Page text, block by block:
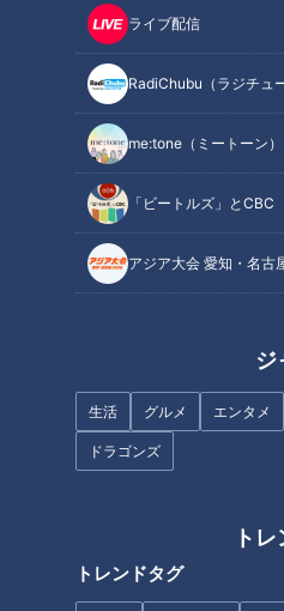
ライブ配信
RadiChubu（ラジチュ
me:tone（ミートーン）
「ビートルズ」とCBC
アジア大会 愛知・名古
ジ
生活 グルメ エンタメ
ドラゴンズ
ト
トレンドタグ
即席めんにも「チャルメラ」
カップめんの登場で･･･
オススメ関連コンテンツ
屋台ラーメンの歴史
「屋台ラーメン」は、その荷台
ンロ、さらに料理に使ったり食
ている。明治時代に、海外から
ーが持ち込まれて、横浜など港
が、移動式の店スタイルで登場
が、味にはしっくりきそうでもあ
独特な登場曲があった